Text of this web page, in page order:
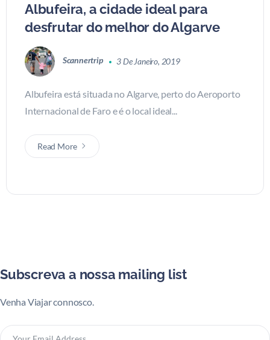
Albufeira, a cidade ideal para
desfrutar do melhor do Algarve
Scannertrip 3 De Janeiro, 2019
Albufeira está situada no Algarve, perto do Aeroporto
Internacional de Faro e é o local ideal...
Read More
Subscreva a nossa mailing list
Venha Viajar connosco.